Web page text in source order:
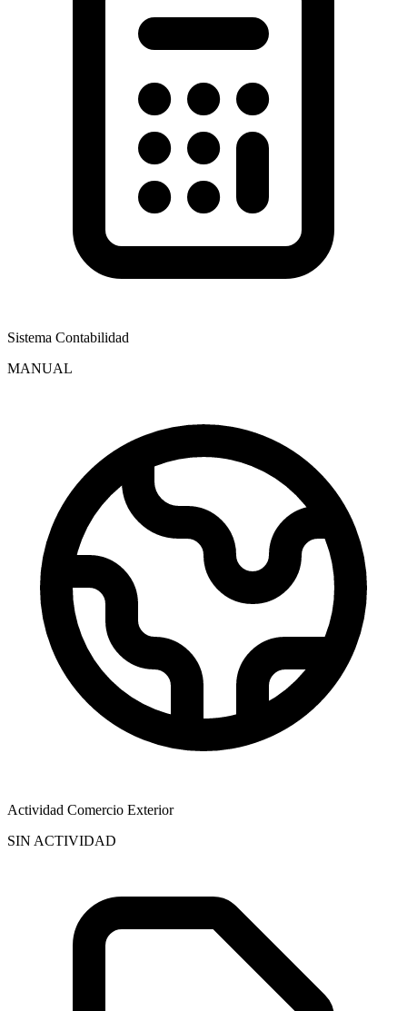
Sistema Contabilidad
MANUAL
Actividad Comercio Exterior
SIN ACTIVIDAD